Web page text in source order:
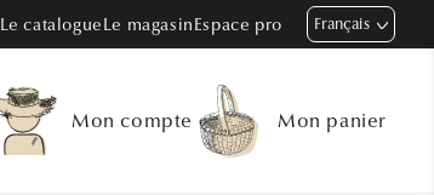
Le catalogueLe magasinEspace pro Français
Mon compte Mon panier